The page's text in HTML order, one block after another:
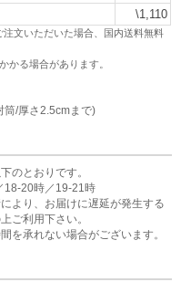
\1,110
文いただいた場合、国内送料無料
かる場合があります。
筒/厚さ2.5cmまで)
のとおりです。
18-20時／19-21時
より、お届けに遅延が発生する
ご利用下さい。
を承れない場合がございます。